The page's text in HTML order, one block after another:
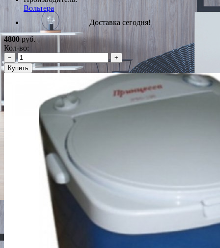
Вольтера
Доставка сегодня!
4800руб.
Кол-во:
−
+
Купить